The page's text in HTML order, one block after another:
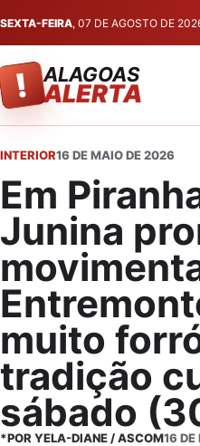
SEXTA-FEIRA, 07 DE AGOSTO DE
! ALAGOAS
ALERTA
INTERIOR16 DE MAIO DE 2026
Em
Junina
muito
tradição
sábado
*POR YELA-DIANE / ASCOM16